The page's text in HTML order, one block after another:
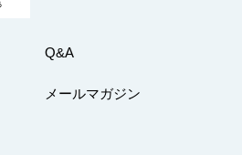
Q&A
メールマガジン